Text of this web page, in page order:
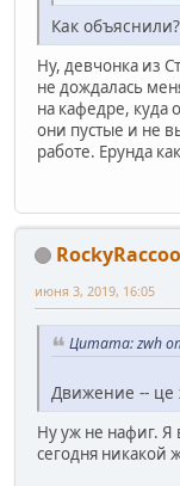
Как объяснили?
Ну, девчонка из
не дождалась
на кафедре, куда
они пустые и не
работе. Ерунда
июня 3, 2019, 16:05
Цитата: zwh
Движение -- це
Ну уж не нафиг. Я
сегодня никакой